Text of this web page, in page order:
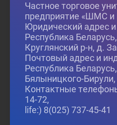
Частное торговое
предприятие «ШМС и
Юридический адрес
Республика
Круглянский р-н, д.
Почтовый адрес и
Республика
Бялыницкого-Бирули,
Контактные
14-72,
life:) 8(025) 737-45-41